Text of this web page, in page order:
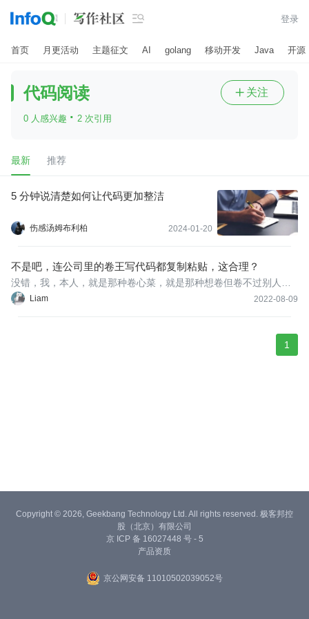
 登录
首页 月更活动 主题征文 AI golang 移动开发 Java 开源
代码阅读
0 人感兴趣 · 2 次引用
 关注
最新 推荐
5 分钟说清楚如何让代码更加整洁
伤感汤姆布利柏 2024-01-20
不是吧，连公司里的卷王写代码都复制粘贴，这合理？
Liam 2022-08-09
没错，我，本人，就是那种卷心菜，就是那种想卷但卷不过别人
的， 我每天吭哧吭哧写代码，写到办公区里空荡荡地只剩下我一个
1
Copyright © 2026, Geekbang Technology Ltd. All rights reserved. 极客邦控
股（北京）有限公司
京 ICP 备 16027448 号 - 5
产品资质
京公网安备 11010502039052号